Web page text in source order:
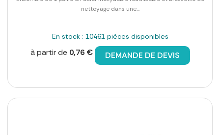
nettoyage dans une...
En stock : 10461 pièces disponibles
à partir de 0,76 € DEMANDE DE DEVIS